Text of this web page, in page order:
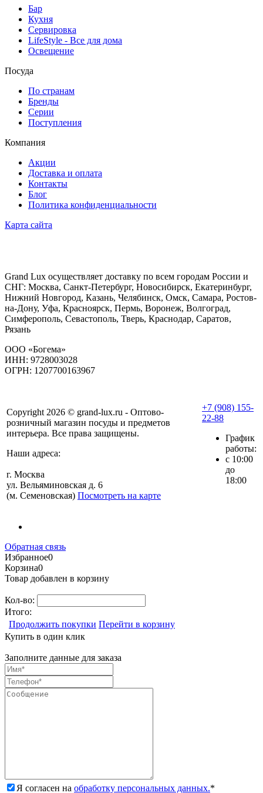
Бар
Кухня
Сервировка
LifeStyle - Все для дома
Освещение
Посуда
По странам
Бренды
Серии
Поступления
Компания
Акции
Доставка и оплата
Контакты
Блог
Политика конфиденциальности
Карта сайта
Grand Lux осуществляет доставку по всем городам России и
СНГ: Москва, Санкт-Петербург, Новосибирск, Екатеринбург,
Нижний Новгород, Казань, Челябинск, Омск, Самара, Ростов-
на-Дону, Уфа, Красноярск, Пермь, Воронеж, Волгоград,
Симферополь, Севастополь, Тверь, Краснодар, Саратов,
Рязань
ООО «Богема»
ИНН: 9728003028
ОГРН: 1207700163967
Copyright 2026 © grand-lux.ru - Оптово-
розничный магазин посуды и предметов
интерьера. Все права защищены.
Наши адреса:
г. Москва
ул. Вельяминовская д. 6
(м. Семеновская) Посмотреть на карте
+7 (908) 155-
22-88
График
работы:
с 10:00
до
18:00
Обратная связь
Избранное0
Корзина0
Товар добавлен в корзину
Кол-во:
Итого:
Продолжить покупки Перейти в корзину
Купить в один клик
Заполните данные для заказа
Я согласен на обработку персональных данных.*